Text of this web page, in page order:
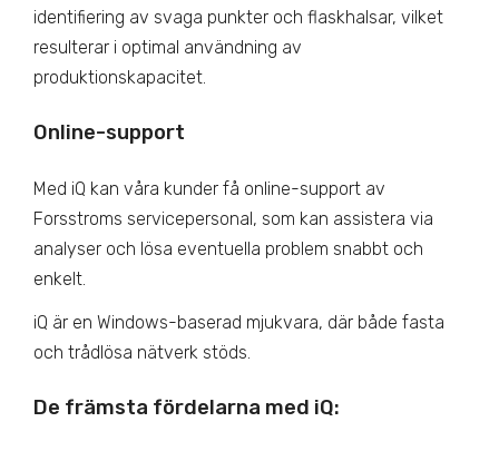
identifiering av svaga punkter och flaskhalsar, vilket
resulterar i optimal användning av
produktionskapacitet.
Online-support
Med iQ kan våra kunder få online-support av
Forsstroms servicepersonal, som kan assistera via
analyser och lösa eventuella problem snabbt och
enkelt.
iQ är en Windows-baserad mjukvara, där både fasta
och trådlösa nätverk stöds.
De främsta fördelarna med iQ: